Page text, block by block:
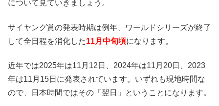
について見ていきましょう。
サイヤング賞の発表時期は例年、ワールドシリーズが終了
して全日程を消化した11月中旬頃になります。
近年では2025年は11月12日、2024年は11月20日、2023
年は11月15日に発表されています。いずれも現地時間な
ので、日本時間ではその「翌日」ということになります。